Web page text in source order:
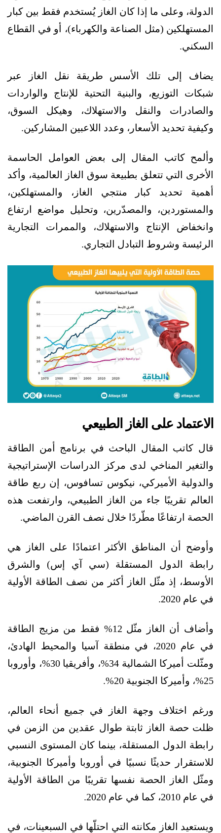
الدولة، وعلى ما إذا كان الغاز يُستخدم فقط بين كبار
المستهلكين (مثل الصناعة والكهرباء)، أو في القطاع
السكني.
يضاف إلى تلك الأسس طريقة نقل الغاز عبر
شبكات التوزيع، والبنية التحتية للإنتاج والواردات
والصادرات والنقل والاستهلاك، وهيكل السوق،
وكيفية تحديد الأسعار، وعدد اللاعبين المشاركين.
وألمح كاتب المقال إلى بعض العوامل الحاسمة
الأخرى التي تتعلق بطبيعة سوق الغاز العالمية، وأكد
أهمية تحديد كبار منتجي الغاز، والمستهلكين،
والمستوردين، والمصدّرين، وتحليل مواضع ارتفاع
وانخفاض الإنتاج والاستهلاك، والممرات التجارية
الرئيسة وشروط التبادل التجاري.
الاعتماد على الغاز الطبيعي
قال كاتب المقال الباحث في برنامج أمن الطاقة
والتغير المناخي لدى مركز الدراسات الإستراتيجية
والدولية الأميركي، نيكوس تسافوس، إن ربع طاقة
العالم تقريبًا جاء من الغاز الطبيعي، وارتفعت هذه
الحصة ارتفاعًا مطّردًا خلال نصف القرن الماضي.
وأوضح أن المناطق الأكثر اعتمادًا على الغاز هي
رابطة الدول المستقلة (سي آي إس) والشرق
الأوسط، إذ مثّل الغاز أكثر من نصف الطاقة الأولية
في عام 2020.
وأضاف أن الغاز مثّل 12% فقط من مزيج الطاقة
في عام 2020، في منطقة آسيا والمحيط الهادئ،
ومثّلت أميركا الشمالية 34%، وأفريقيا 30%، وأوروبا
25%، وأميركا الجنوبية 20%.
ورغم اختلاف وجهة الغاز في جميع أنحاء العالم،
ظلت حصة الغاز ثابتة طوال عقدين من الزمن في
رابطة الدول المستقلة، بينما كان المستوى النسبي
للاستقرار حديثًا نسبيًا في أوروبا وأميركا الجنوبية،
ومثّل الغاز الحصة نفسها تقريبًا من الطاقة الأولية
في عام 2010، كما في عام 2020.
ويستعيد الغاز مكانته التي احتلّها في السبعينات، في